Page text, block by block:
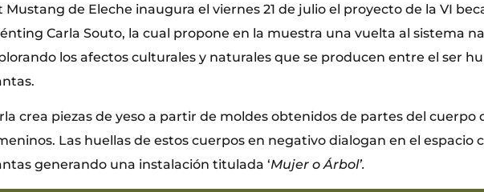
Mustang de Eleche inaugura el viernes 21 de julio el proyecto de la VI
Carla Souto, la cual propone en la muestra una vuelta al sistema
los afectos culturales y naturales que se producen entre el ser
crea piezas de yeso a partir de moldes obtenidos de partes del cuerpo
Las huellas de estos cuerpos en negativo dialogan en el espacio
generando una instalación titulada ‘Mujer o Árbol’.